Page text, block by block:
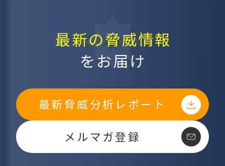
最新の脅威情報
をお届け
最新脅威分析レポート
メルマガ登録